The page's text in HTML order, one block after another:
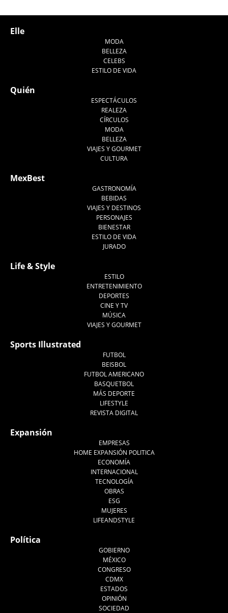
Elle
MODA
BELLEZA
CELEBS
ESTILO DE VIDA
Quién
ESPECTÁCULOS
REALEZA
CÍRCULOS
MODA
BELLEZA
VIAJES Y GOURMET
CULTURA
MexBest
GASTRONOMÍA
BEBIDAS
VIAJES Y DESTINOS
PERSONAJES
BIENESTAR
ESTILO DE VIDA
JURADO
Life & Style
ESTILO
ENTRETENIMIENTO
DEPORTES
CINE Y TV
MÚSICA
VIAJES Y GOURMET
Sports Illustrated
FUTBOL
BEISBOL
FUTBOL AMERICANO
BASQUETBOL
MÁS DEPORTE
LIFESTYLE
REVISTA DIGITAL
Expansión
EMPRESAS
HOME EXPANSIÓN POLITICA
ECONOMÍA
INTERNACIONAL
TECNOLOGÍA
OBRAS
ESG
MUJERES
LIFEANDSTYLE
Política
GOBIERNO
MÉXICO
CONGRESO
CDMX
ESTADOS
OPINIÓN
SOCIEDAD